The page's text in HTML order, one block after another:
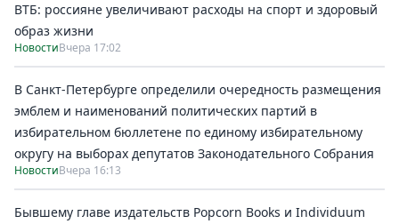
ВТБ: россияне увеличивают расходы на спорт и здоровый
образ жизни
НовостиВчера 17:02
В Санкт-Петербурге определили очередность размещения
эмблем и наименований политических партий в
избирательном бюллетене по единому избирательному
округу на выборах депутатов Законодательного Собрания
НовостиВчера 16:13
Бывшему главе издательств Popcorn Books и Individuum